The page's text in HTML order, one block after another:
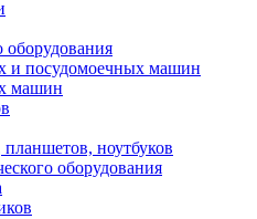
оборудования
и посудомоечных машин
машин
ноутбуков
оборудования